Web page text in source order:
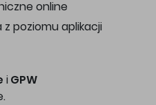
online
poziomu aplikacji
i GPW